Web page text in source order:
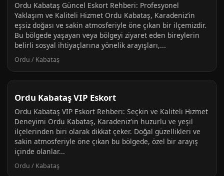
Ordu Kabataş Güncel Eskort Rehberi: Profesyonel
Yaklaşım ve Kaliteli Hizmet Ordu Kabataş, Karadeniz’in
eşsiz doğası ve sakin atmosferiyle öne çıkan bir ilçemizdir.
Bu bölgede yaşayan veya bölgeyi ziyaret eden bireylerin
belirli sosyal ihtiyaçlarına yönelik arayışları,...
Ordu / Kabataş
Ordu Kabataş VIP Eskort
Ordu Kabataş VIP Eskort Rehberi: Seçkin ve Kaliteli Hizmet
Deneyimi Ordu Kabataş, Karadeniz'in huzurlu ve yeşil
ilçelerinden biri olarak dikkat çeker. Doğal güzellikleri ve
sakin atmosferiyle öne çıkan bu bölgede, özel bir arayış
içinde olanlar...
Ordu / Kabataş